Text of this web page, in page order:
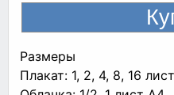
Размеры
Плакат: 1, 2, 4, 8, 16